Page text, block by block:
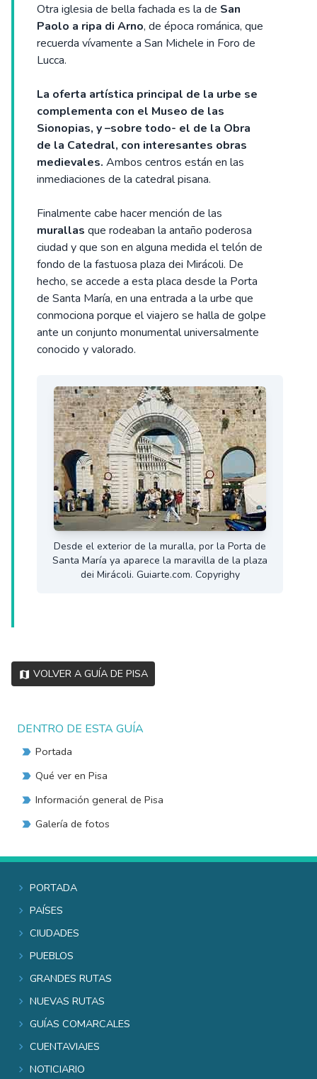
Otra iglesia de bella fachada es la de San
Paolo a ripa di Arno, de época románica, que
recuerda vívamente a San Michele in Foro de
Lucca.
La oferta artística principal de la urbe se
complementa con el Museo de las
Sionopias, y –sobre todo- el de la Obra
de la Catedral, con interesantes obras
medievales. Ambos centros están en las
inmediaciones de la catedral pisana.
Finalmente cabe hacer mención de las
murallas que rodeaban la antaño poderosa
ciudad y que son en alguna medida el telón de
fondo de la fastuosa plaza dei Mirácoli. De
hecho, se accede a esta placa desde la Porta
de Santa María, en una entrada a la urbe que
conmociona porque el viajero se halla de golpe
ante un conjunto monumental universalmente
conocido y valorado.
Desde el exterior de la muralla, por la Porta de
Santa María ya aparece la maravilla de la plaza
dei Mirácoli. Guiarte.com. Copyrighy
Volver a Guía de Pisa
DENTRO DE ESTA GUÍA
Portada
Qué ver en Pisa
Información general de Pisa
Galería de fotos
Portada
Países
Ciudades
Pueblos
Grandes rutas
Nuevas rutas
Guías comarcales
Cuentaviajes
Noticiario